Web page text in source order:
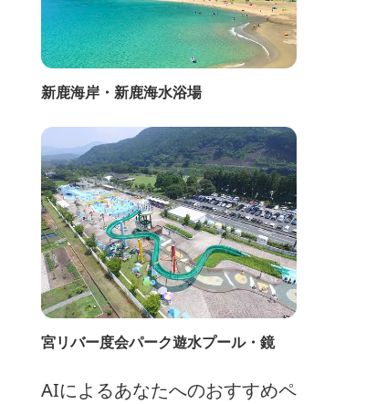
新鹿海岸・新鹿海水浴場
宮リバー度会パーク遊水プール・鏡
AIによるあなたへのおすすめペ